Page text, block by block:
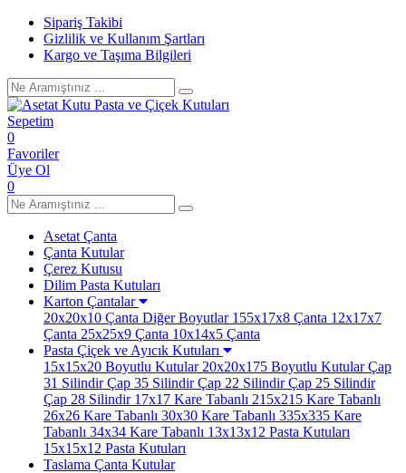
Sipariş Takibi
Gizlilik ve Kullanım Şartları
Kargo ve Taşıma Bilgileri
Sepetim
0
Favoriler
Üye Ol
0
Asetat Çanta
Çanta Kutular
Çerez Kutusu
Dilim Pasta Kutuları
Karton Çantalar
20x20x10 Çanta Diğer Boyutlar155x17x8 Çanta 12x17x7
Çanta 25x25x9 Çanta 10x14x5 Çanta
Pasta Çiçek ve Ayıcık Kutuları
15x15x20 Boyutlu Kutular20x20x175 Boyutlu KutularÇap
31 SilindirÇap 35 SilindirÇap 22 SilindirÇap 25 Silindir
Çap 28 Silindir17x17 Kare Tabanlı 215x215 Kare Tabanlı
26x26 Kare Tabanlı 30x30 Kare Tabanlı 335x335 Kare
Tabanlı 34x34 Kare Tabanlı 13x13x12 Pasta Kutuları
15x15x12 Pasta Kutuları
Taslama Çanta Kutular